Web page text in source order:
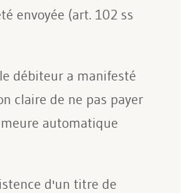
envoyée (art. 102 ss
débiteur a manifesté
claire de ne pas payer
automatique
d'un titre de